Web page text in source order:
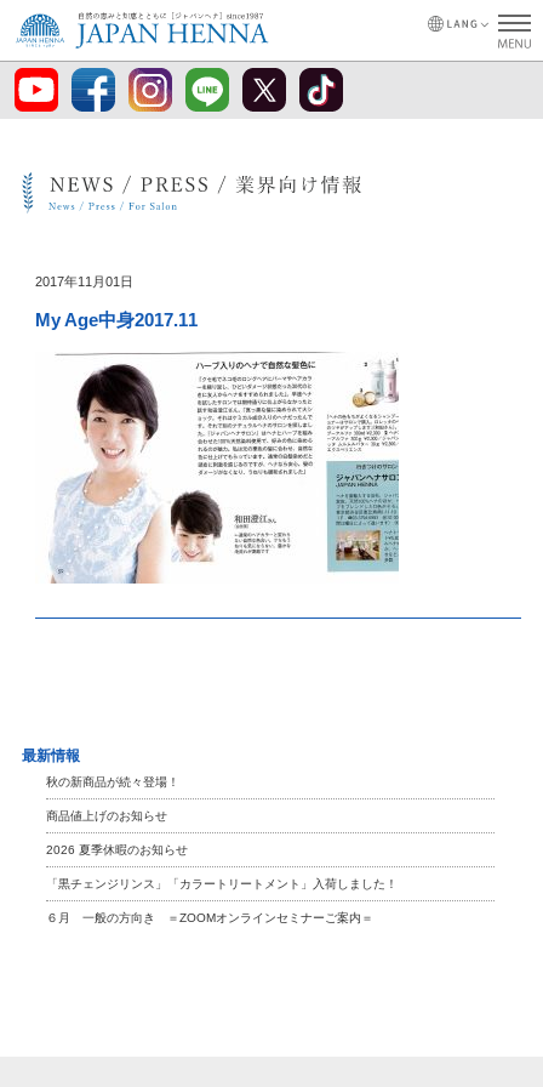
2017年11月01日
My Age中身2017.11
最新情報
秋の新商品が続々登場！
商品値上げのお知らせ
2026 夏季休暇のお知らせ
「黒チェンジリンス」「カラートリートメント」入荷しました！
６月 一般の方向き ＝ZOOMオンラインセミナーご案内＝